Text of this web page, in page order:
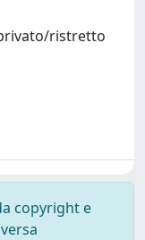
privato/ristretto
copyright e